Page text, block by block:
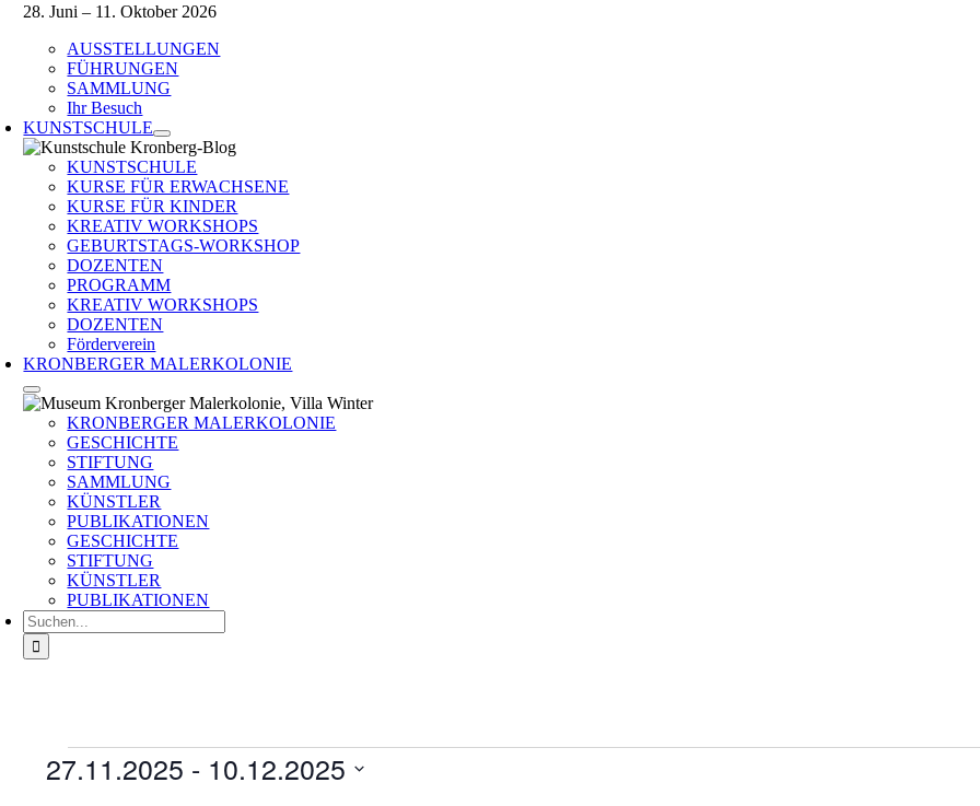
28. Juni – 11. Oktober 2026
AUSSTELLUNGEN
FÜHRUNGEN
SAMMLUNG
Ihr Besuch
KUNSTSCHULE
KUNSTSCHULE
KURSE FÜR ERWACHSENE
KURSE FÜR KINDER
KREATIV WORKSHOPS
GEBURTSTAGS-WORKSHOP
DOZENTEN
PROGRAMM
KREATIV WORKSHOPS
DOZENTEN
Förderverein
KRONBERGER MALERKOLONIE
KRONBERGER MALERKOLONIE
GESCHICHTE
STIFTUNG
SAMMLUNG
KÜNSTLER
PUBLIKATIONEN
GESCHICHTE
STIFTUNG
KÜNSTLER
PUBLIKATIONEN
Suche
nach:
Veranstaltungen
27.11.2025 - 10.12.2025